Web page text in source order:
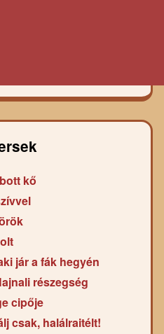
kő
jár a fák hegyén
részegség
cipője
csak, halálraitélt!